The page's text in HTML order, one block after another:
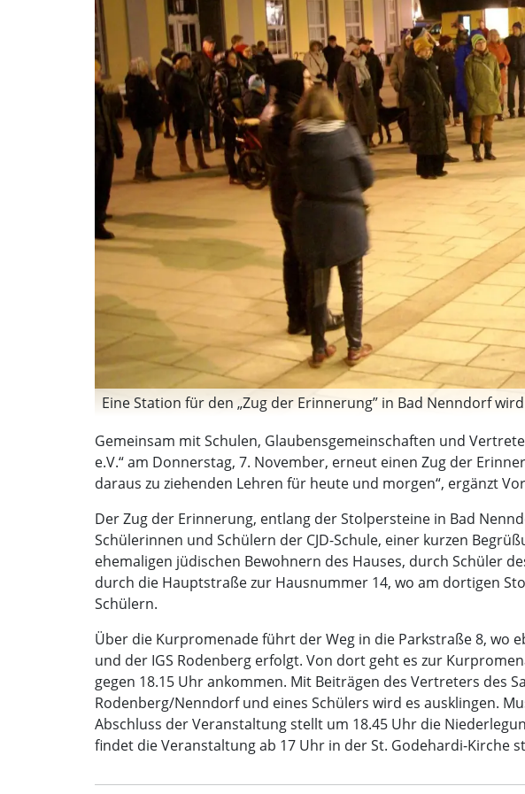
Eine Station für den „Zug der Erinnerung” in Bad Nenndorf
Gemeinsam mit Schulen, Glaubensgemeinschaften und
e.V.“ am Donnerstag, 7. November, erneut einen Zug der
daraus zu ziehenden Lehren für heute und morgen“, ergänzt
Der Zug der Erinnerung, entlang der Stolpersteine in Bad
Schülerinnen und Schülern der CJD-Schule, einer kurzen
ehemaligen jüdischen Bewohnern des Hauses, durch Schüler
durch die Hauptstraße zur Hausnummer 14, wo am dortigen
Schülern.
Über die Kurpromenade führt der Weg in die Parkstraße 8, wo
und der IGS Rodenberg erfolgt. Von dort geht es zur
gegen 18.15 Uhr ankommen. Mit Beiträgen des Vertreters des
Rodenberg/Nenndorf und eines Schülers wird es ausklingen.
Abschluss der Veranstaltung stellt um 18.45 Uhr die
findet die Veranstaltung ab 17 Uhr in der St. Godehardi-Kirche